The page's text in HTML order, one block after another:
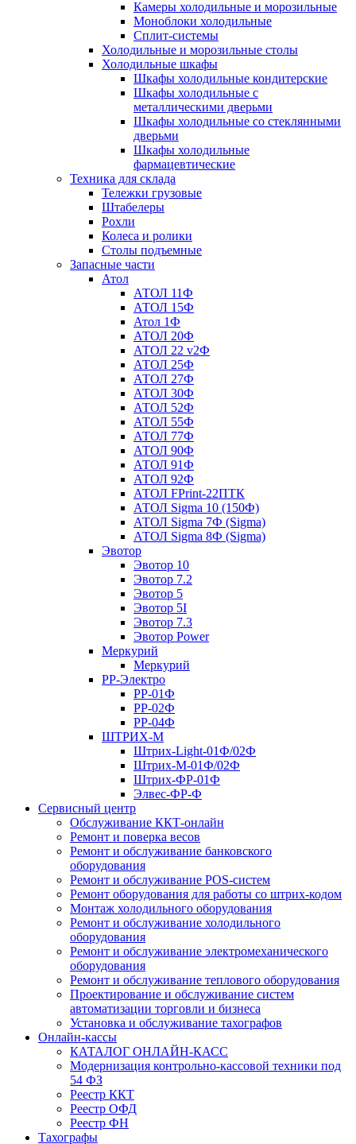
Камеры холодильные и морозильные
Моноблоки холодильные
Сплит-системы
Холодильные и морозильные столы
Холодильные шкафы
Шкафы холодильные кондитерские
Шкафы холодильные с
металлическими дверьми
Шкафы холодильные со стеклянными
дверьми
Шкафы холодильные
фармацевтические
Техника для склада
Тележки грузовые
Штабелеры
Рохли
Колеса и ролики
Столы подъемные
Запасные части
Атол
АТОЛ 11Ф
АТОЛ 15Ф
Атол 1Ф
АТОЛ 20Ф
АТОЛ 22 v2Ф
АТОЛ 25Ф
АТОЛ 27Ф
АТОЛ 30Ф
АТОЛ 52Ф
АТОЛ 55Ф
АТОЛ 77Ф
АТОЛ 90Ф
АТОЛ 91Ф
АТОЛ 92Ф
АТОЛ FPrint-22ПТК
АТОЛ Sigma 10 (150Ф)
АТОЛ Sigma 7Ф (Sigma)
АТОЛ Sigma 8Ф (Sigma)
Эвотор
Эвотор 10
Эвотор 7.2
Эвотор 5
Эвотор 5I
Эвотор 7.3
Эвотор Power
Меркурий
Меркурий
РР-Электро
РР-01Ф
РР-02Ф
РР-04Ф
ШТРИХ-М
Штрих-Light-01Ф/02Ф
Штрих-М-01Ф/02Ф
Штрих-ФР-01Ф
Элвес-ФР-Ф
Сервисный центр
Обслуживание ККТ-онлайн
Ремонт и поверка весов
Ремонт и обслуживание банковского
оборудования
Ремонт и обслуживание POS-систем
Ремонт оборудования для работы со штрих-кодом
Монтаж холодильного оборудования
Ремонт и обслуживание холодильного
оборудования
Ремонт и обслуживание электромеханического
оборудования
Ремонт и обслуживание теплового оборудования
Проектирование и обслуживание систем
автоматизации торговли и бизнеса
Установка и обслуживание тахографов
Онлайн-кассы
КАТАЛОГ ОНЛАЙН-КАСС
Модернизация контрольно-кассовой техники под
54 ФЗ
Реестр ККТ
Реестр ОФД
Реестр ФН
Тахографы